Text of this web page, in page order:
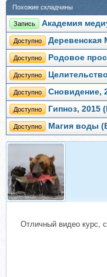
Похожие складчины
Запись Академия
Доступно Деревенская
Доступно Родовое
Доступно
Доступно Сновидение,
Доступно Гипноз, 2015
Доступно Магия воды
Отличный видео курс,